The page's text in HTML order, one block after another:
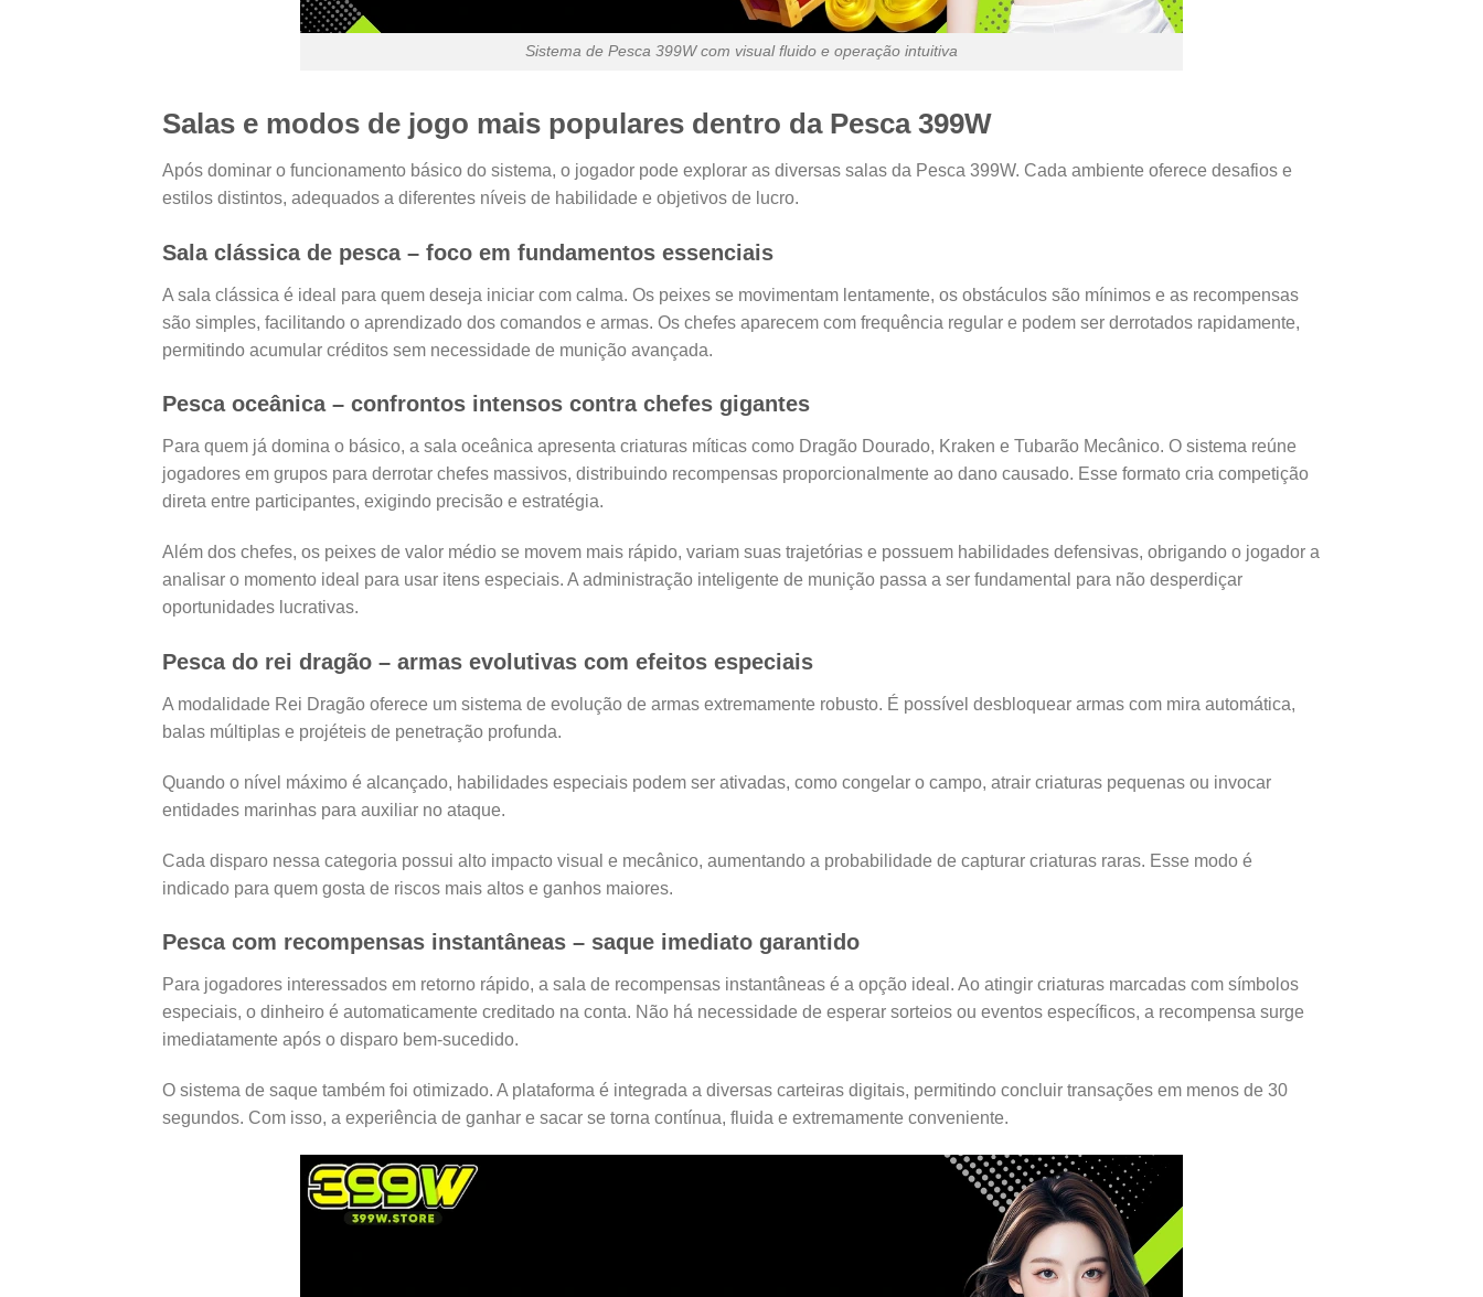
Sistema de Pesca 399W com visual fluido e operação intuitiva
Salas e modos de jogo mais populares dentro da Pesca 399W
Após dominar o funcionamento básico do sistema, o jogador pode explorar as diversas salas da Pesca 399W. Cada ambiente oferece desafios e
estilos distintos, adequados a diferentes níveis de habilidade e objetivos de lucro.
Sala clássica de pesca – foco em fundamentos essenciais
A sala clássica é ideal para quem deseja iniciar com calma. Os peixes se movimentam lentamente, os obstáculos são mínimos e as recompensas
são simples, facilitando o aprendizado dos comandos e armas. Os chefes aparecem com frequência regular e podem ser derrotados rapidamente,
permitindo acumular créditos sem necessidade de munição avançada.
Pesca oceânica – confrontos intensos contra chefes gigantes
Para quem já domina o básico, a sala oceânica apresenta criaturas míticas como Dragão Dourado, Kraken e Tubarão Mecânico. O sistema reúne
jogadores em grupos para derrotar chefes massivos, distribuindo recompensas proporcionalmente ao dano causado. Esse formato cria competição
direta entre participantes, exigindo precisão e estratégia.
Além dos chefes, os peixes de valor médio se movem mais rápido, variam suas trajetórias e possuem habilidades defensivas, obrigando o jogador a
analisar o momento ideal para usar itens especiais. A administração inteligente de munição passa a ser fundamental para não desperdiçar
oportunidades lucrativas.
Pesca do rei dragão – armas evolutivas com efeitos especiais
A modalidade Rei Dragão oferece um sistema de evolução de armas extremamente robusto. É possível desbloquear armas com mira automática,
balas múltiplas e projéteis de penetração profunda.
Quando o nível máximo é alcançado, habilidades especiais podem ser ativadas, como congelar o campo, atrair criaturas pequenas ou invocar
entidades marinhas para auxiliar no ataque.
Cada disparo nessa categoria possui alto impacto visual e mecânico, aumentando a probabilidade de capturar criaturas raras. Esse modo é
indicado para quem gosta de riscos mais altos e ganhos maiores.
Pesca com recompensas instantâneas – saque imediato garantido
Para jogadores interessados em retorno rápido, a sala de recompensas instantâneas é a opção ideal. Ao atingir criaturas marcadas com símbolos
especiais, o dinheiro é automaticamente creditado na conta. Não há necessidade de esperar sorteios ou eventos específicos, a recompensa surge
imediatamente após o disparo bem-sucedido.
O sistema de saque também foi otimizado. A plataforma é integrada a diversas carteiras digitais, permitindo concluir transações em menos de 30
segundos. Com isso, a experiência de ganhar e sacar se torna contínua, fluida e extremamente conveniente.